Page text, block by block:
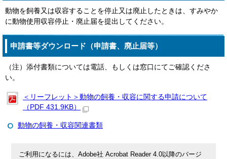
動物を飼養又は収容することを停止又は廃止したときは、すみやか
に動物使用収容停止・廃止届を提出してください。
申請書等ダウンロード（申請書、廃止届等）
（注）添付書類については電話、もしくは窓口にてご確認くださ
い。
＜リーフレット＞動物の飼養・収容に関する申請について
（PDF 431.9KB）
動物の飼養・収容関連書類
ご利用になるには、Adobe社 Acrobat Reader 4.0以降のバージ